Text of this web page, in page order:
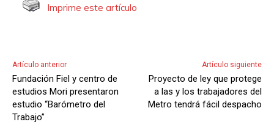
Imprime este artículo
Artículo anterior
Fundación Fiel y centro de
estudios Mori presentaron
estudio “Barómetro del
Trabajo”
Artículo siguiente
Proyecto de ley que protege
a las y los trabajadores del
Metro tendrá fácil despacho